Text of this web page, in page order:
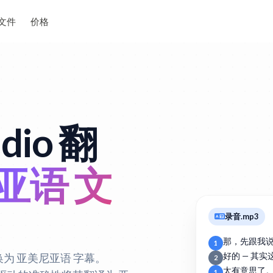
件 价格
翻
语 文
亚美尼亚语 字幕。
录音.mp3
1 那，先跟我
2 好的 — 其实
太有意思了